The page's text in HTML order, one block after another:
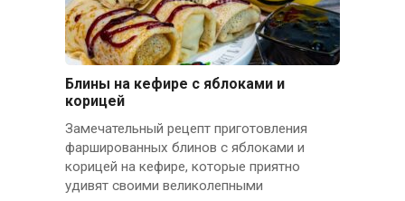
Блины на кефире с яблоками и
корицей
Замечательный рецепт приготовления
фаршированных блинов с яблоками и
корицей на кефире, которые приятно
удивят своими великолепными